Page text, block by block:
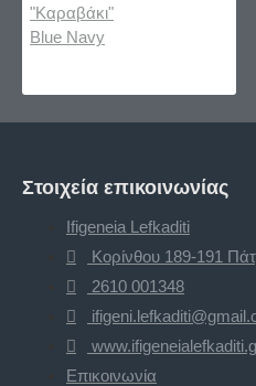
Στοιχεία επικοινωνίας
Ifigeneia Lefkaditi
Κορίνθου 189-191
2610 001348
Επικοινωνία